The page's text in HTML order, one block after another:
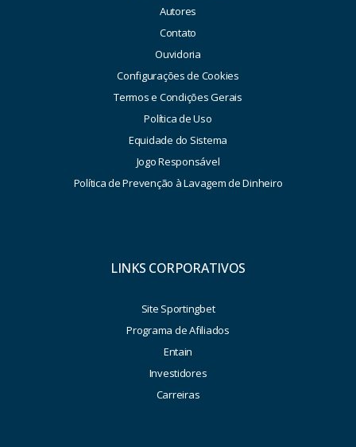
Autores
Contato
Ouvidoria
Configurações de Cookies
Termos e Condições Gerais
Política de Uso
Equidade do Sistema
Jogo Responsável
Política de Prevenção à Lavagem de Dinheiro
LINKS CORPORATIVOS
Site Sportingbet
Programa de Afiliados
Entain
Investidores
Carreiras